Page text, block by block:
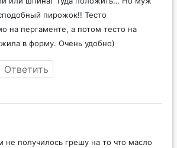
пирожок!! Тесто
на пергаменте, а потом тесто на
в форму. Очень удобно)
Ответить
не получилось грешу на то что масло